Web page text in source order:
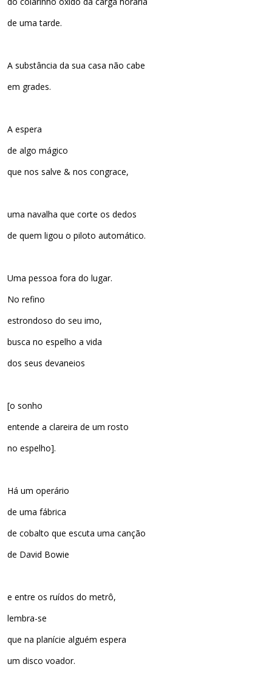
de uma tarde.
A substância da sua casa não cabe
em grades.
A espera
de algo mágico
que nos salve & nos congrace,
uma navalha que corte os dedos
de quem ligou o piloto automático.
Uma pessoa fora do lugar.
No refino
estrondoso do seu imo,
busca no espelho a vida
dos seus devaneios
[o sonho
entende a clareira de um rosto
no espelho].
Há um operário
de uma fábrica
de cobalto que escuta uma canção
de David Bowie
e entre os ruídos do metrô,
lembra-se
que na planície alguém espera
um disco voador.